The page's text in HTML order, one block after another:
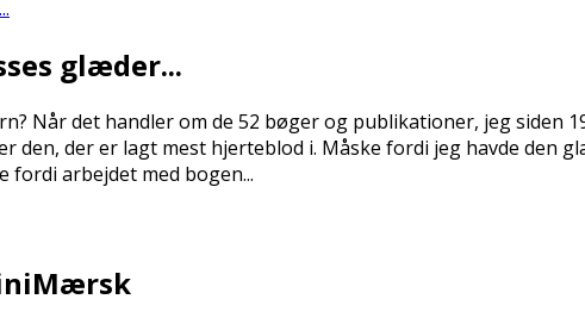
glæder...
Når det handler om de 52 bøger og publikationer, jeg siden
den, der er lagt mest hjerteblod i. Måske fordi jeg havde
fordi arbejdet med bogen...